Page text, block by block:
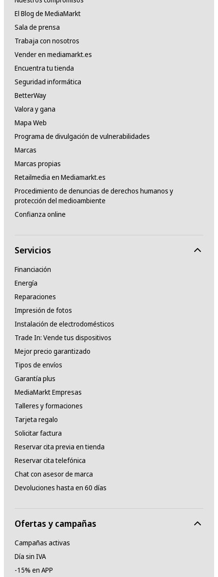
El Blog de MediaMarkt
Sala de prensa
Trabaja con nosotros
Vender en mediamarkt.es
Encuentra tu tienda
Seguridad informática
BetterWay
Valora y gana
Mapa Web
Programa de divulgación de vulnerabilidades
Marcas
Marcas propias
Retailmedia en Mediamarkt.es
Procedimiento de denuncias de derechos humanos y
protección del medioambiente
Confianza online
Servicios
Financiación
Energía
Reparaciones
Impresión de fotos
Instalación de electrodomésticos
Trade In: Vende tus dispositivos
Mejor precio garantizado
Tipos de envíos
Garantía plus
MediaMarkt Empresas
Talleres y formaciones
Tarjeta regalo
Solicitar factura
Reservar cita previa en tienda
Reservar cita telefónica
Chat con asesor de marca
Devoluciones hasta en 60 días
Ofertas y campañas
Campañas activas
Día sin IVA
-15% en APP